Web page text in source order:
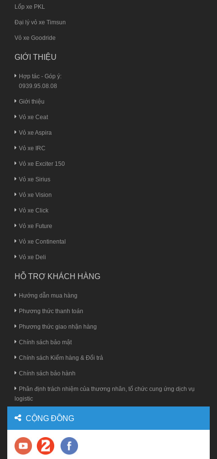
Lốp xe PKL
Đại lý vỏ xe Timsun
Vỏ xe Goodride
GIỚI THIỆU
Hợp tác - Góp ý:
0939.95.08.08
Giới thiệu
Vỏ xe Ceat
Vỏ xe Aspira
Vỏ xe IRC
Vỏ xe Exciter 150
Vỏ xe Sirius
Vỏ xe Vision
Vỏ xe Click
Vỏ xe Future
Vỏ xe Continental
Vỏ xe Deli
HỖ TRỢ KHÁCH HÀNG
Hướng dẫn mua hàng
Phương thức thanh toán
Phương thức giao nhận hàng
Chính sách bảo mật
Chính sách Kiểm hàng & Đổi trả
Chính sách bảo hành
Phân định trách nhiệm của thương nhân, tổ chức cung ứng dịch vụ
logistic
CỘNG ĐỒNG